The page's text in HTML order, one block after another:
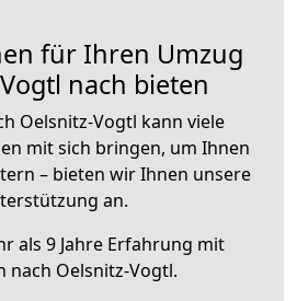
für Ihren Umzug
nach bieten
Oelsnitz-Vogtl kann viele
mit sich bringen, um Ihnen
– bieten wir Ihnen unsere
an.
als 9 Jahre Erfahrung mit
nach Oelsnitz-Vogtl.